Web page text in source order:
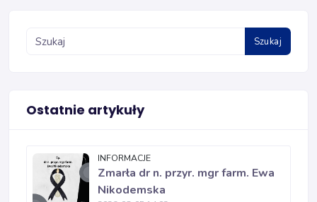
Szukaj
Ostatnie artykuły
INFORMACJE
Zmarła dr n. przyr. mgr farm. Ewa
Nikodemska